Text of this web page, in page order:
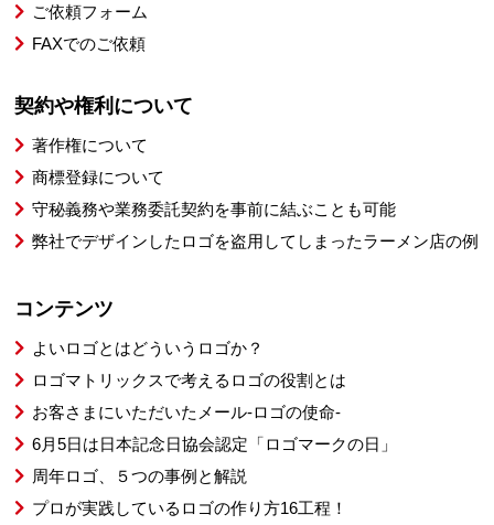
ご依頼フォーム
FAXでのご依頼
契約や権利について
著作権について
商標登録について
守秘義務や業務委託契約を事前に結ぶことも可能
弊社でデザインしたロゴを盗用してしまったラーメン店の例
コンテンツ
よいロゴとはどういうロゴか？
ロゴマトリックスで考えるロゴの役割とは
お客さまにいただいたメール-ロゴの使命-
6月5日は日本記念日協会認定「ロゴマークの日」
周年ロゴ、５つの事例と解説
プロが実践しているロゴの作り方16工程！